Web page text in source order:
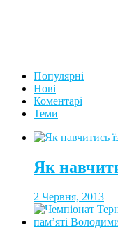
Популярні
Нові
Коментарі
Теми
Як
2 Червня, 2013